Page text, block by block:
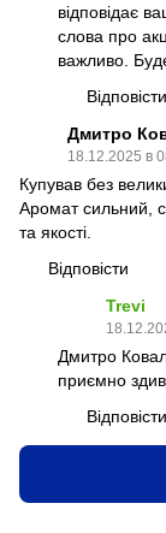
відповідає
слова про
важливо.
Відповісти
Дмитро
18.12.2025 в
Купував без
Аромат сильний,
та якості.
Відповісти
Trevi
Дмитро
приємно
Відповісти